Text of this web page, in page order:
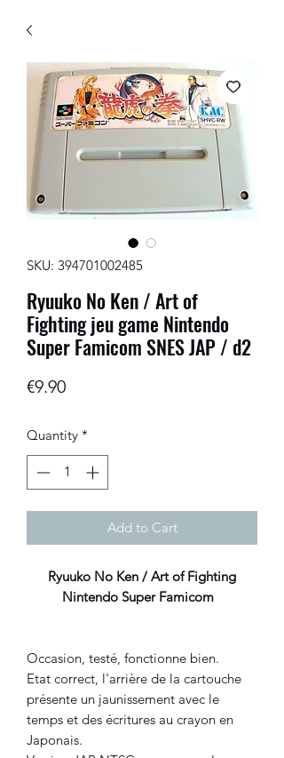
SKU: 394701002485
Ryuuko No Ken / Art of
Fighting jeu game Nintendo
Super Famicom SNES JAP / d2
€9.90Price
Quantity *
Add to Cart
Ryuuko No Ken / Art of Fighting
Nintendo Super Famicom
Occasion, testé, fonctionne bien.
Etat correct, l'arrière de la cartouche
présente un jaunissement avec le
temps et des écritures au crayon en
Japonais.